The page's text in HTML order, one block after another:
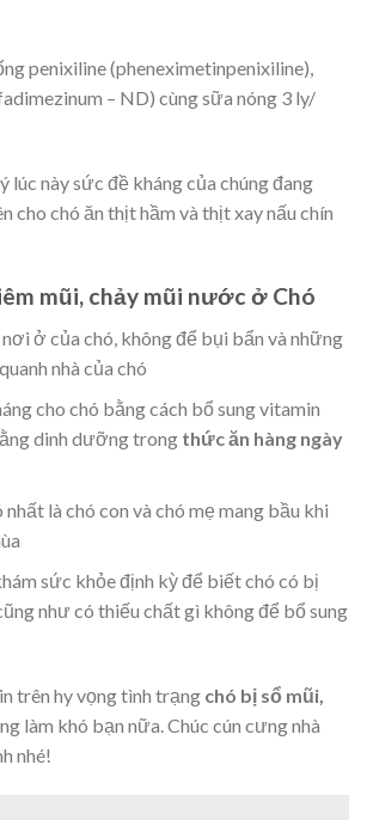
penixiline (pheneximetinpenixiline),
– ND) cùng sữa nóng 3 ly/
lúc này sức đề kháng của chúng đang
cho chó ăn thịt hầm và thịt xay nấu chín
mũi, chảy mũi nước ở Chó
nơi ở của chó, không để bụi bẩn và những
nhà của chó
cho chó bằng cách bổ sung vitamin
dinh dưỡng trong thức ăn hàng ngày
là chó con và chó mẹ mang bầu khi
sức khỏe định kỳ để biết chó có bị
như có thiếu chất gì không để bổ sung
trên hy vọng tình trạng chó bị sổ mũi,
làm khó bạn nữa. Chúc cún cưng nhà
nhé!